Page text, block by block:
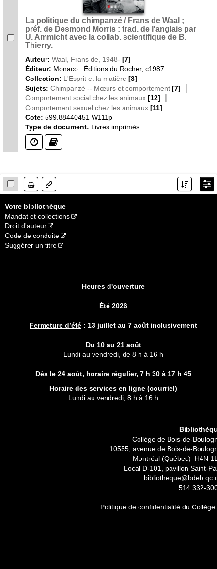
La politique du chimpanzé / Frans de Waal ;
préf. de Desmond Morris ; trad. de l'anglais par
U. Ammicht avec la collab. scientifique de B.
Thierry.
Auteur: Waal, Frans de, 1948- [7]
Éditeur: Monaco : Éditions du Rocher, c1987.
Collection: L'Esprit et la matière [3]
Sujets: Chimpanzé -- Mœurs et comportement [7]
Comportement social chez les animaux [12]
Comportement sexuel chez les animaux [11]
Cote: 599.88440451 W111p
Type de document: Livres imprimés
(?) (?)
Lien
Votre bibliothèque
Mandat et collections
Droit d'auteur
Code de conduite
Suggérer un titre
Heures d'ouverture
Été 2026
Fermeture d’été : 13 juillet au 7 août inclusivement
Du 10 au 21 août
Lundi au vendredi, de 8 h à 16 h
Dès le 24 août, horaire régulier, 7 h 30 à 17 h 45
Horaire des services en ligne (courriel)
Lundi au vendredi, 8 h à 16 h
Collège de Bois-de-
10555, avenue de Bois-de-
Montréal (Québec) H4N
Local D-101, pavillon Saint-
514 332-
Politique de confidentialité du Collège